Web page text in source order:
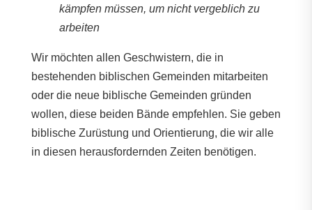
kämpfen müssen, um nicht vergeblich zu
arbeiten
Wir möchten allen Geschwistern, die in
bestehenden biblischen Gemeinden mitarbeiten
oder die neue biblische Gemeinden gründen
wollen, diese beiden Bände empfehlen. Sie geben
biblische Zurüstung und Orientierung, die wir alle
in diesen herausfordernden Zeiten benötigen.